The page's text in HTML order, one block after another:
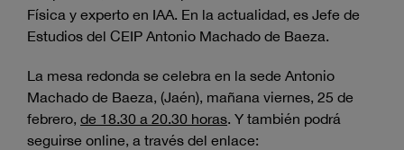
Física y experto en IAA. En la actualidad, es Jefe de
Estudios del CEIP Antonio Machado de Baeza.
La mesa redonda se celebra en la sede Antonio
Machado de Baeza, (Jaén), mañana viernes, 25 de
febrero, de 18.30 a 20.30 horas. Y también podrá
seguirse online, a través del enlace: